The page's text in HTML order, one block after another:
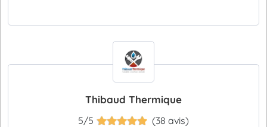
Thibaud Thermique
5/5 (38 avis)